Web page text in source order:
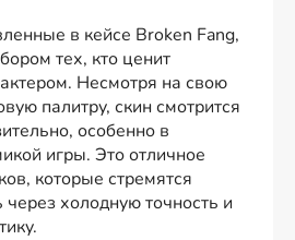
в кейсе Broken Fang,
тех, кто ценит
Несмотря на свою
палитру, скин смотрится
особенно в
игры. Это отличное
которые стремятся
через холодную точность и